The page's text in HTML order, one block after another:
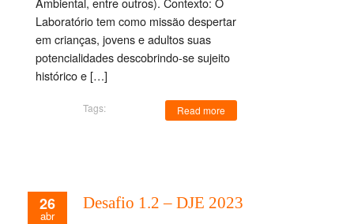
Laboratório tem como missão despertar
em crianças, jovens e adultos suas
potencialidades descobrindo-se sujeito
histórico e […]
Read more
Tags:
26
abr
Desafio 1.2 – DJE 2023